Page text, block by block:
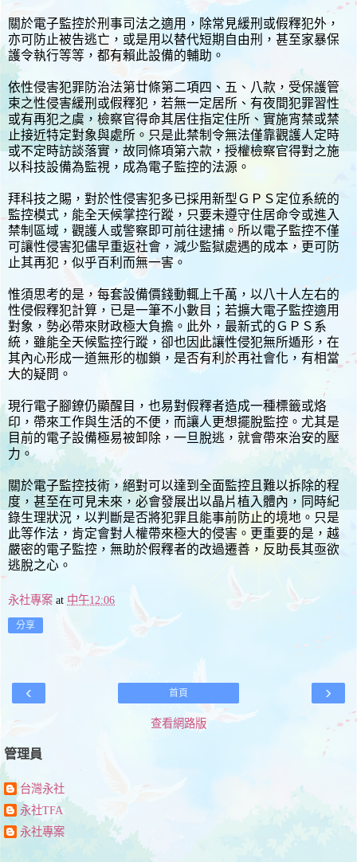
關於電子監控於刑事司法之適用，除常見緩刑或假釋犯外，
亦可防止被告逃亡，或是用以替代短期自由刑，甚至家暴保
護令執行等等，都有賴此設備的輔助。
依性侵害犯罪防治法第廿條第二項四、五、八款，受保護管
束之性侵害緩刑或假釋犯，若無一定居所、有夜間犯罪習性
或有再犯之虞，檢察官得命其居住指定住所、實施宵禁或禁
止接近特定對象與處所。只是此禁制令無法僅靠觀護人定時
或不定時訪談落實，故同條項第六款，授權檢察官得對之施
以科技設備為監視，成為電子監控的法源。
拜科技之賜，對於性侵害犯多已採用新型ＧＰＳ定位系統的
監控模式，能全天候掌控行蹤，只要未遵守住居命令或進入
禁制區域，觀護人或警察即可前往逮捕。所以電子監控不僅
可讓性侵害犯儘早重返社會，減少監獄處遇的成本，更可防
止其再犯，似乎百利而無一害。
惟須思考的是，每套設備價錢動輒上千萬，以八十人左右的
性侵假釋犯計算，已是一筆不小數目；若擴大電子監控適用
對象，勢必帶來財政極大負擔。此外，最新式的ＧＰＳ系
統，雖能全天候監控行蹤，卻也因此讓性侵犯無所遁形，在
其內心形成一道無形的枷鎖，是否有利於再社會化，有相當
大的疑問。
現行電子腳鐐仍顯醒目，也易對假釋者造成一種標籤或烙
印，帶來工作與生活的不便，而讓人更想擺脫監控。尤其是
目前的電子設備極易被卸除，一旦脫逃，就會帶來治安的壓
力。
關於電子監控技術，絕對可以達到全面監控且難以拆除的程
度，甚至在可見未來，必會發展出以晶片植入體內，同時紀
錄生理狀況，以判斷是否將犯罪且能事前防止的境地。只是
此等作法，肯定會對人權帶來極大的侵害。更重要的是，越
嚴密的電子監控，無助於假釋者的改過遷善，反助長其亟欲
逃脫之心。
永社專案 at 中午12:06
分享
‹ ›
首頁
查看網路版
管理員
台灣永社
永社TFA
永社專案